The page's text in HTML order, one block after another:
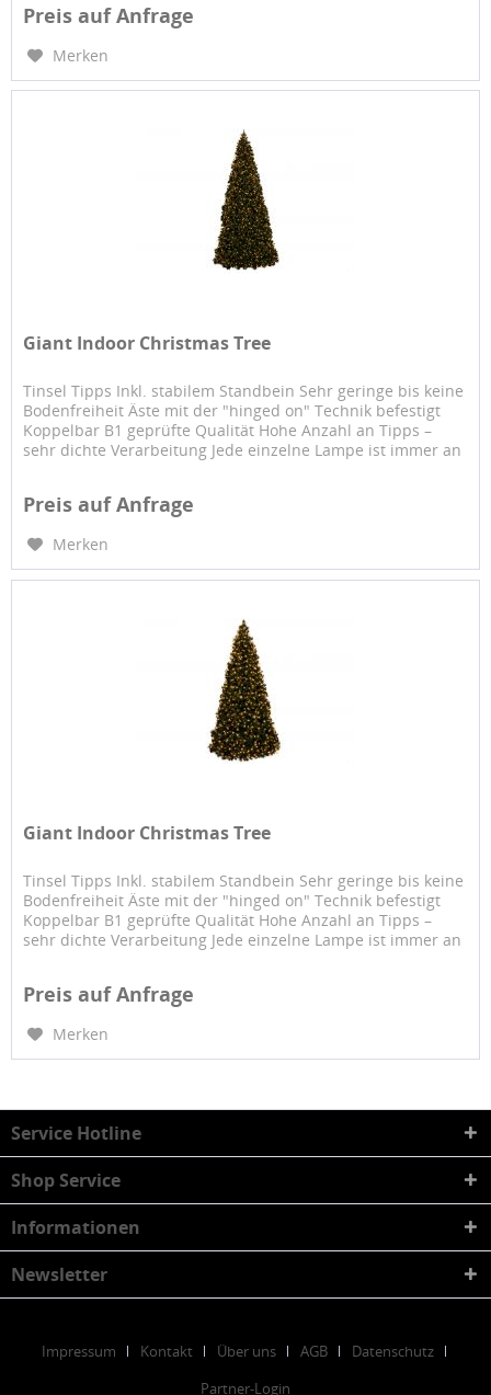
Preis auf Anfrage
Merken
Giant Indoor Christmas Tree
Tinsel Tipps Inkl. stabilem Standbein Sehr geringe bis keine
Bodenfreiheit Äste mit der "hinged on" Technik befestigt
Koppelbar B1 geprüfte Qualität Hohe Anzahl an Tipps –
sehr dichte Verarbeitung Jede einzelne Lampe ist immer an
Preis auf Anfrage
Merken
Giant Indoor Christmas Tree
Tinsel Tipps Inkl. stabilem Standbein Sehr geringe bis keine
Bodenfreiheit Äste mit der "hinged on" Technik befestigt
Koppelbar B1 geprüfte Qualität Hohe Anzahl an Tipps –
sehr dichte Verarbeitung Jede einzelne Lampe ist immer an
Preis auf Anfrage
Merken
Service Hotline
Shop Service
Informationen
Newsletter
Impressum Kontakt Über uns AGB
Datenschutz
Partner-Login